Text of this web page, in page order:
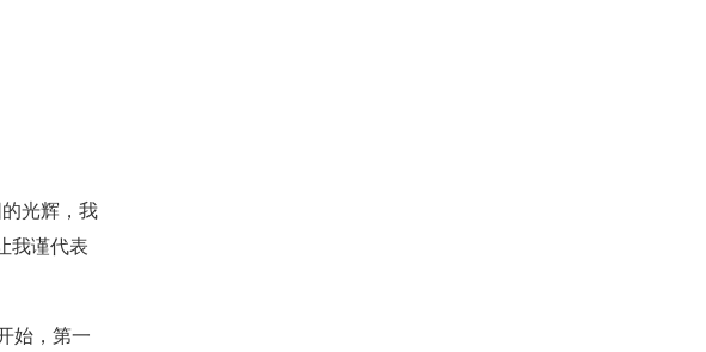
光辉，我
我谨代表
始，第一